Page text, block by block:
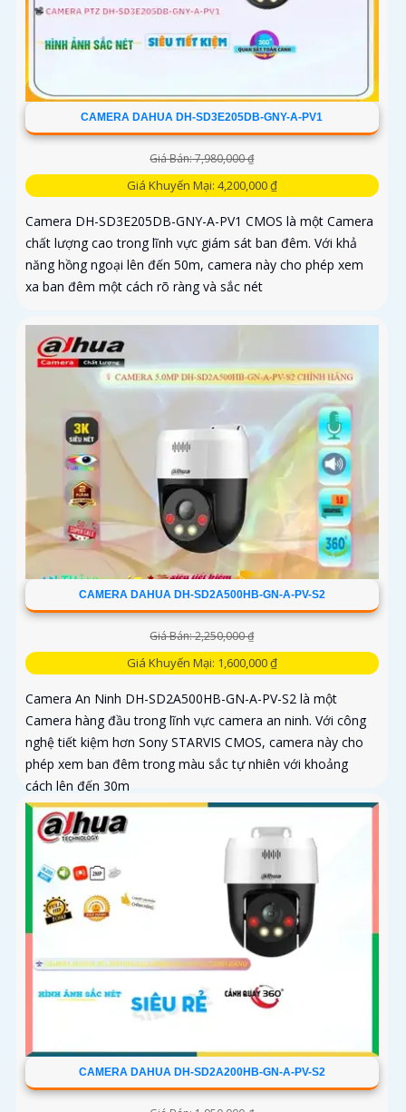
CAMERA DAHUA DH-SD3E205DB-GNY-A-PV1
Giá Bán: 7,980,000 ₫
Giá Khuyến Mại: 4,200,000 ₫
Camera DH-SD3E205DB-GNY-A-PV1 CMOS là một Camera
chất lượng cao trong lĩnh vực giám sát ban đêm. Với khả
năng hồng ngoại lên đến 50m, camera này cho phép xem
xa ban đêm một cách rõ ràng và sắc nét
CAMERA DAHUA DH-SD2A500HB-GN-A-PV-S2
Giá Bán: 2,250,000 ₫
Giá Khuyến Mại: 1,600,000 ₫
Camera An Ninh DH-SD2A500HB-GN-A-PV-S2 là một
Camera hàng đầu trong lĩnh vực camera an ninh. Với công
nghệ tiết kiệm hơn Sony STARVIS CMOS, camera này cho
phép xem ban đêm trong màu sắc tự nhiên với khoảng
cách lên đến 30m
CAMERA DAHUA DH-SD2A200HB-GN-A-PV-S2